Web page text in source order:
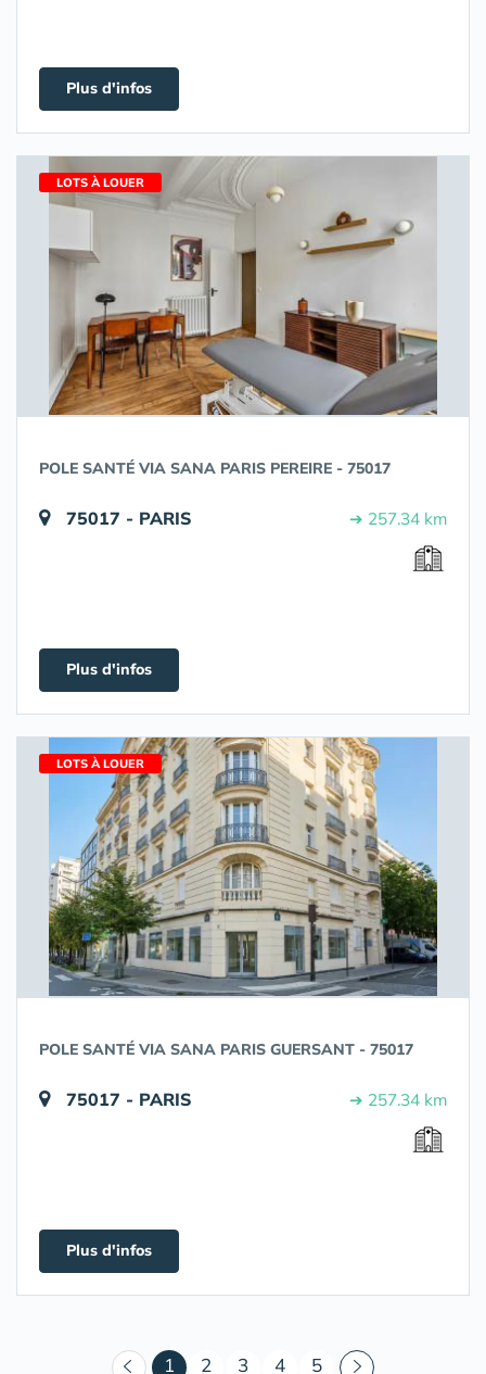
Plus d'infos
LOTS À LOUER
POLE SANTÉ VIA SANA PARIS PEREIRE - 75017
75017 - PARIS ➔ 257.34 km
Plus d'infos
LOTS À LOUER
POLE SANTÉ VIA SANA PARIS GUERSANT - 75017
75017 - PARIS ➔ 257.34 km
Plus d'infos
1 (courant)
2 3 4 5